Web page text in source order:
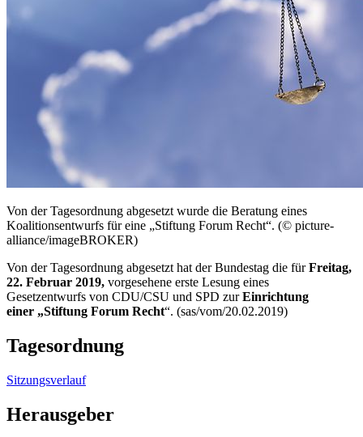
Von der Tagesordnung abgesetzt wurde die Beratung eines
Koalitionsentwurfs für eine „Stiftung Forum Recht“. (© picture-
alliance/imageBROKER)
Von der Tagesordnung abgesetzt hat der Bundestag die fürFreitag,
22. Februar 2019, vorgesehene erste Lesung eines
Gesetzentwurfs von CDU/CSU und SPD zurEinrichtung
einer „Stiftung Forum Recht“. (sas/vom/20.02.2019)
Tagesordnung
Sitzungsverlauf
Herausgeber